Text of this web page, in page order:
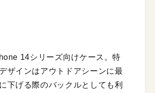
14シリーズ向けケース。特
ザインはアウトドアシーンに最
下げる際のバックルとしても利